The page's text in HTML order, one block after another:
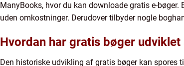
ManyBooks, hvor du kan downloade gratis e-
uden omkostninger. Derudover tilbyder nogle
Hvordan har gratis bøger udviklet
Den historiske udvikling af gratis bøger kan